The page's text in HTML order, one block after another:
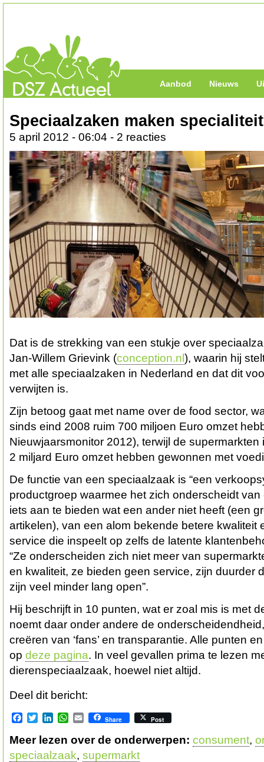
Aanbod Nieuws
Speciaalzaken maken
5 april 2012 - 06:04 - 2 reacties
Dat is de strekking van een stukje over
Jan-Willem Grievink (conception.nl ), waarin hij
met alle speciaalzaken in Nederland en dat dit
verwijten is.
Zijn betoog gaat met name over de food sector,
sinds eind 2008 ruim 700 miljoen Euro omzet
Nieuwjaarsmonitor 2012), terwijl de
2 miljard Euro omzet hebben gewonnen met
De functie van een speciaalzaak is “een
productgroep waarmee het zich onderscheidt
iets aan te bieden wat een ander niet heeft (een
artikelen), van een alom bekende betere kwaliteit
service die inspeelt op zelfs de latente
“Ze onderscheiden zich niet meer van
en kwaliteit, ze bieden geen service, zijn duurder
zijn veel minder lang open”.
Hij beschrijft in 10 punten, wat er zoal mis is met
noemt daar onder andere de
creëren van ‘fans’ en transparantie. Alle punten
op deze pagina. In veel gevallen prima te lezen
dierenspeciaalzaak, hoewel niet altijd.
Deel dit bericht:
Facebook
TwitterLinkedInWhatsApp
EmailShare Post
Meer lezen over de onderwerpen: consument,
speciaalzaak, supermarkt